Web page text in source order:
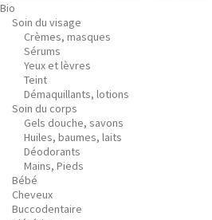
Bio
Soin du visage
Crèmes, masques
Sérums
Yeux et lèvres
Teint
Démaquillants, lotions
Soin du corps
Gels douche, savons
Huiles, baumes, laits
Déodorants
Mains, Pieds
Bébé
Cheveux
Buccodentaire